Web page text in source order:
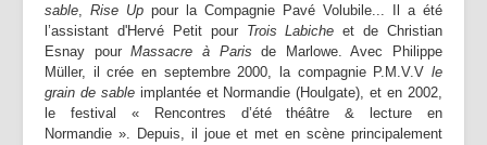
sable, Rise Up pour la Compagnie Pavé Volubile... Il a été
l’assistant d'Hervé Petit pour Trois Labicheet de Christian
Esnay pourMassacre à Parisde Marlowe. Avec Philippe
Müller, il crée en septembre 2000, la compagnie P.M.V.V le
grain de sableimplantée et Normandie (Houlgate), et en 2002,
le festival « Rencontres d’été théâtre & lecture en
Normandie ». Depuis, il joue et met en scène principalement